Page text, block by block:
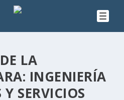
LA
INGENIERÍA
SERVICIOS